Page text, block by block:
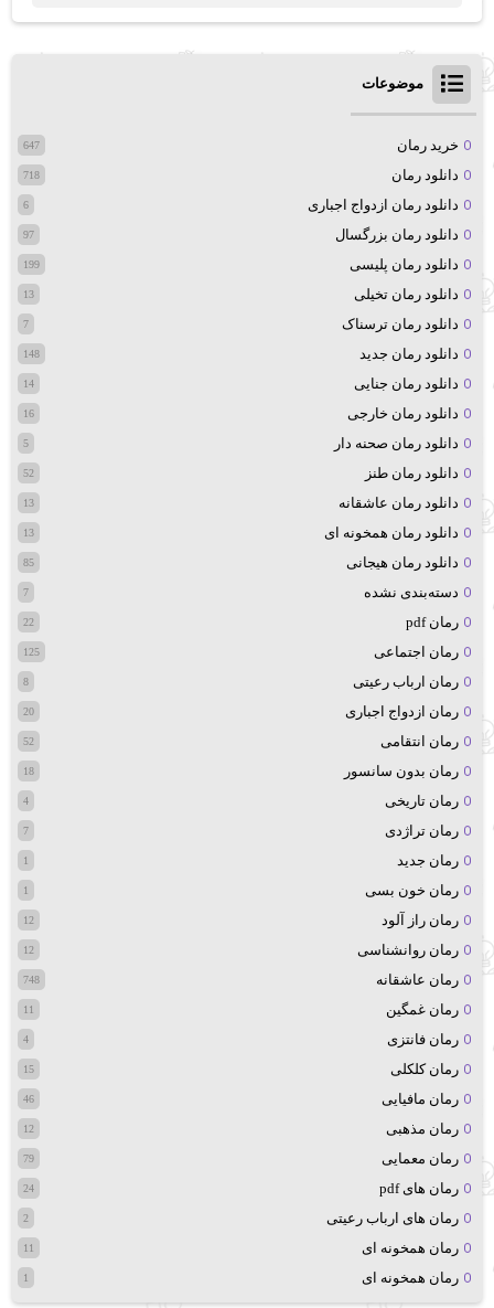
موضوعات
خرید رمان 647
دانلود رمان 718
دانلود رمان ازدواج اجباری 6
دانلود رمان بزرگسال 97
دانلود رمان پلیسی 199
دانلود رمان تخیلی 13
دانلود رمان ترسناک 7
دانلود رمان جدید 148
دانلود رمان جنایی 14
دانلود رمان خارجی 16
دانلود رمان صحنه دار 5
دانلود رمان طنز 52
دانلود رمان عاشقانه 13
دانلود رمان همخونه ای 13
دانلود رمان هیجانی 85
دسته‌بندی نشده 7
رمان pdf 22
رمان اجتماعی 125
رمان ارباب رعیتی 8
رمان ازدواج اجباری 20
رمان انتقامی 52
رمان بدون سانسور 18
رمان تاریخی 4
رمان تراژدی 7
رمان جدید 1
رمان خون بسی 1
رمان راز آلود 12
رمان روانشناسی 12
رمان عاشقانه 748
رمان غمگین 11
رمان فانتزی 4
رمان کلکلی 15
رمان مافیایی 46
رمان مذهبی 12
رمان معمایی 79
رمان های pdf 24
رمان های ارباب رعیتی 2
رمان همخونه ای 11
رمان همخونه ای 1